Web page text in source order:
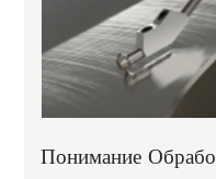
Понимание